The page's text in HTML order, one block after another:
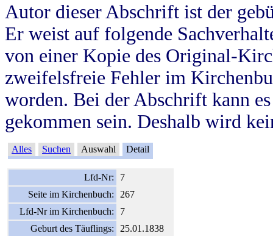
Autor dieser Abschrift ist der
Er weist auf folgende
von einer Kopie des Original-
zweifelsfreie Fehler im
worden. Bei der Abschrift kann
gekommen sein. Deshalb wird
Alles Suchen Auswahl Detail
Lfd-Nr:
7
Seite im Kirchenbuch:
267
Lfd-Nr im Kirchenbuch:
7
Geburt des Täuflings:
25.01.1838